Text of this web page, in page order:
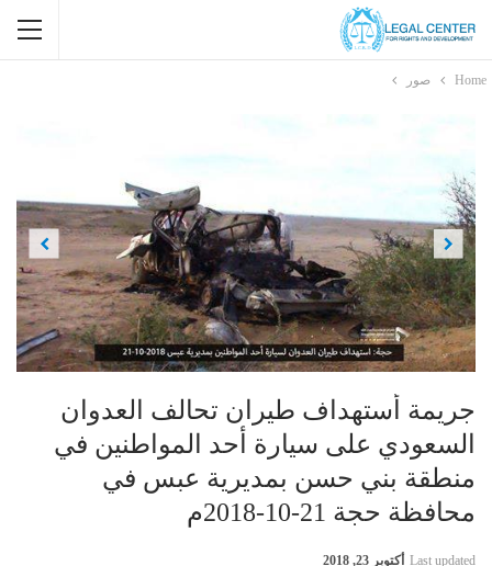
Home صور
Previous Next
جريمة أستهداف طيران تحالف العدوان
السعودي على سيارة أحد المواطنين في
منطقة بني حسن بمديرية عبس في
محافظة حجة 21-10-2018م
Last updated أكتوبر 23, 2018